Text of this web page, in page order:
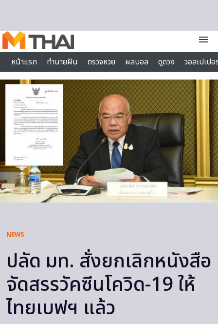
menu
หน้าแรก
ทำนายฝัน ตรวจหวย ผลบอล ดูดวง
วอลเปเป
ไลฟ์สไตล์
NEWS
ปลัด มท. สั่งยกเลิกหนังสือ
จัดสรรวัคซีนโควิด-19 ให้
ไทยเบฟฯ แล้ว